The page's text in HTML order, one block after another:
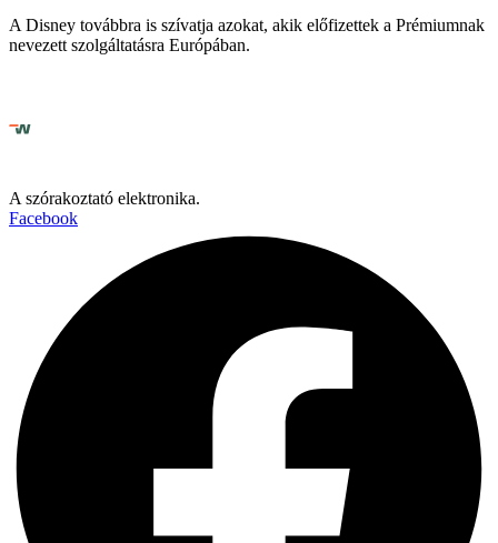
A Disney továbbra is szívatja azokat, akik előfizettek a Prémiumnak
nevezett szolgáltatásra Európában.
A szórakoztató elektronika.
Facebook